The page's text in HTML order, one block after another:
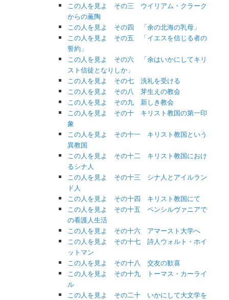
この人を見よ その三 ウイリアム・クラーク
からの薫陶
この人を見よ その四 「余の北海の乳母」
この人を見よ その五 「イエスを信じる者の
誓約」
この人を見よ その六 「余はいかにしてキリ
スト信徒となりしか」
この人を見よ その七 洗礼を受ける
この人を見よ その八 芽生えの教会
この人を見よ その九 新しき教会
この人を見よ その十 キリスト教国の第一印
象
この人を見よ その十一 キリスト教国という
異教国
この人を見よ その十二 キリスト教国におけ
るシナ人
この人を見よ その十三 シナ人とアイルラン
ド人
この人を見よ その十四 キリスト教国にて
この人を見よ その十五 ペンシルヴァニアで
の看護人生活
この人を見よ その十六 アマースト大学へ
この人を見よ その十七 詩人ウォルト・ホイ
ットマン
この人を見よ その十八 交友の歓喜
この人を見よ その十九 トーマス・カーライ
ル
この人を見よ その二十 いかにして大文学を